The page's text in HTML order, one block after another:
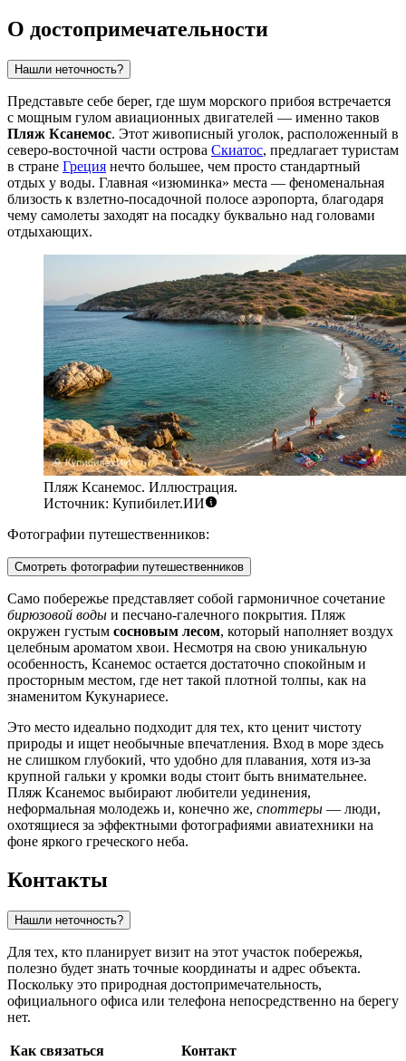
О достопримечательности
Нашли неточность?
Представьте себе берег, где шум морского прибоя встречается
с мощным гулом авиационных двигателей — именно таков
Пляж Ксанемос. Этот живописный уголок, расположенный в
северо-восточной части острова Скиатос, предлагает туристам
в стране Греция нечто большее, чем просто стандартный
отдых у воды. Главная «изюминка» места — феноменальная
близость к взлетно-посадочной полосе аэропорта, благодаря
чему самолеты заходят на посадку буквально над головами
отдыхающих.
Пляж Ксанемос. Иллюстрация.
Источник: Купибилет.ИИ
Фотографии путешественников:
Смотреть фотографии путешественников
Само побережье представляет собой гармоничное сочетание
бирюзовой воды и песчано-галечного покрытия. Пляж
окружен густым сосновым лесом, который наполняет воздух
целебным ароматом хвои. Несмотря на свою уникальную
особенность, Ксанемос остается достаточно спокойным и
просторным местом, где нет такой плотной толпы, как на
знаменитом Кукунариесе.
Это место идеально подходит для тех, кто ценит чистоту
природы и ищет необычные впечатления. Вход в море здесь
не слишком глубокий, что удобно для плавания, хотя из-за
крупной гальки у кромки воды стоит быть внимательнее.
Пляж Ксанемос выбирают любители уединения,
неформальная молодежь и, конечно же, споттеры — люди,
охотящиеся за эффектными фотографиями авиатехники на
фоне яркого греческого неба.
Контакты
Нашли неточность?
Для тех, кто планирует визит на этот участок побережья,
полезно будет знать точные координаты и адрес объекта.
Поскольку это природная достопримечательность,
официального офиса или телефона непосредственно на берегу
нет.
Как связаться
Контакт